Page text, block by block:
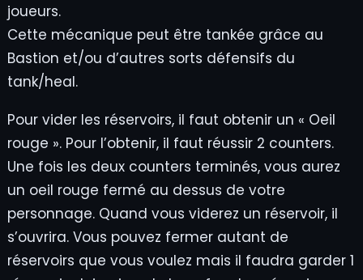
joueurs.
Cette mécanique peut être tankée grâce au
Bastion et/ou d’autres sorts défensifs du
tank/heal.
Pour vider les réservoirs, il faut obtenir un « Oeil
rouge ». Pour l’obtenir, il faut réussir 2 counters.
Une fois les deux counters terminés, vous aurez
un oeil rouge fermé au dessus de votre
personnage. Quand vous viderez un réservoir, il
s’ouvrira. Vous pouvez fermer autant de
réservoirs que vous voulez mais il faudra garder 1